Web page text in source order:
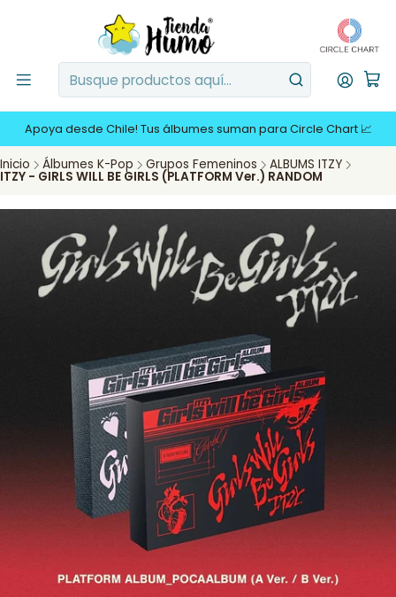
Apoya desde Chile! Tus álbumes suman para Circle Chart 📈
Inicio Álbumes K-Pop Grupos Femeninos ALBUMS ITZY
ITZY - GIRLS WILL BE GIRLS (PLATFORM Ver.) RANDOM